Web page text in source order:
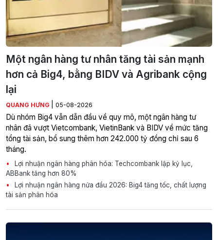
Một ngân hàng tư nhân tăng tài sản mạnh
hơn cả Big4, bằng BIDV và Agribank cộng
lại
QUANG HƯNG 05-08-2026
Dù nhóm Big4 vẫn dẫn đầu về quy mô, một ngân hàng tư
nhân đã vượt Vietcombank, VietinBank và BIDV về mức tăng
tổng tài sản, bổ sung thêm hơn 242.000 tỷ đồng chỉ sau 6
tháng.
Lợi nhuận ngân hàng phân hóa: Techcombank lập kỷ lục,
ABBank tăng hơn 80%
Lợi nhuận ngân hàng nửa đầu 2026: Big4 tăng tốc, chất lượng
tài sản phân hóa